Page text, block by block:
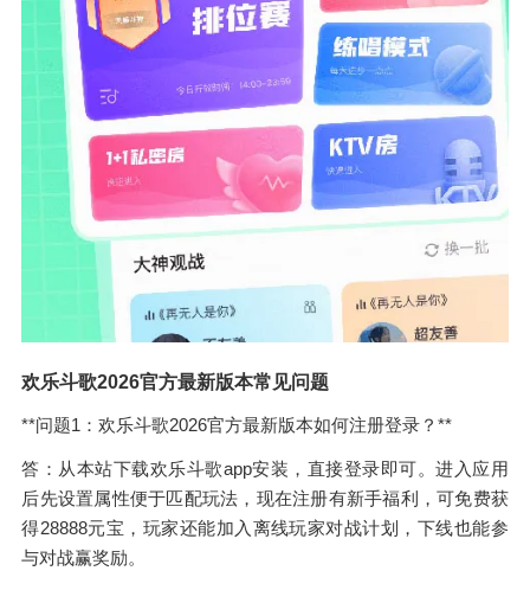
欢乐斗歌2026官方最新版本常见问题
**问题1：欢乐斗歌2026官方最新版本如何注册登录？**
答：从本站下载欢乐斗歌app安装，直接登录即可。进入应用
后先设置属性便于匹配玩法，现在注册有新手福利，可免费获
得28888元宝，玩家还能加入离线玩家对战计划，下线也能参
与对战赢奖励。